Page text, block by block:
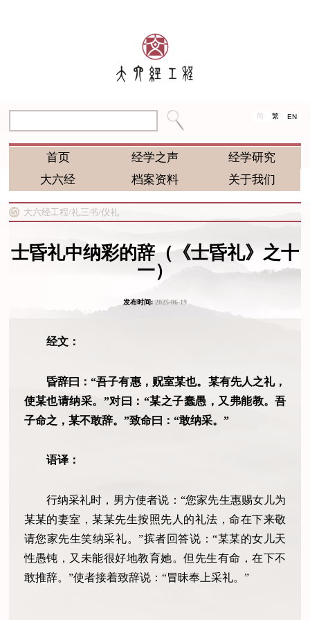
简 繁 EN
首页 经学之声
经学研究
大六经
档案资料 关于我们
大六经工程/礼三书/仪礼
士昏礼中纳彩的辞（《士昏礼》之十
一）
发布时间:2025-06-19
经文：
昏辞曰：“吾子有惠，贶室某也。某有先人之礼，
使某也请纳采。”对曰：“某之子蠢愚，又弗能教。吾
子命之，某不敢辞。”致命曰：“敢纳采。”
语译：
行纳采礼时，男方使者说：“您家先生惠赐女儿为
某某的妻室，某某先生按照先人的礼法，命在下来敬
请您家先生笑纳采礼。”摈者回答说：“某某的女儿天
性愚钝，又未能很好地教育她。但先生有命，在下不
敢推辞。”使者接着致辞说：“冒昧奉上采礼。”